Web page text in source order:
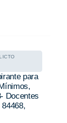
para
Docentes